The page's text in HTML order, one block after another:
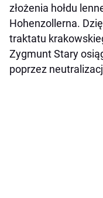
złożenia hołdu
Hohenzollerna.
traktatu
Zygmunt Stary
poprzez